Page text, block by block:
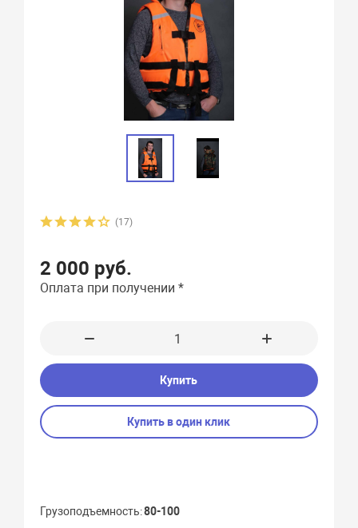
(17)
2 000 руб.
Оплата при получении *
Купить
Купить в один клик
Грузоподъемность 80-100